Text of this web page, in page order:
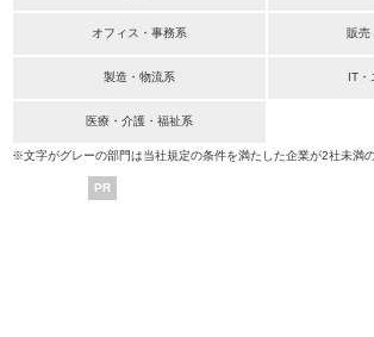
オフィス・事務系 販売
製造・物流系 IT・
医療・介護・福祉系
※文字がグレーの部門は当社規定の条件を満たした企業が2社未満
PR